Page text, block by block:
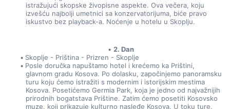
istražujući skopske živopisne aspekte. Ova večera, koju
izvešću najbolji umetnici sa konzervatorijuma, biće pravo
iskustvo bez playback-a. Noćenje u hotelu u Skoplju.
2. Dan
Skoplje - Priština - Prizren - Skoplje
Posle doručka napuštamo hotel i krećemo ka Prištini,
glavnom gradu Kosova. Po dolasku, započinjemo panoramsku
turu koju ćemo istražiti s modernim i istorijskim mestima
Kosova. Posetićemo Germia Park, koja je jedno od najvažnijih
prirodnih bogatstava Prištine. Zatim ćemo posetiti Kosovsko
muze, koji prikazuje kulturno nasleđe Kosova. U toku ture,